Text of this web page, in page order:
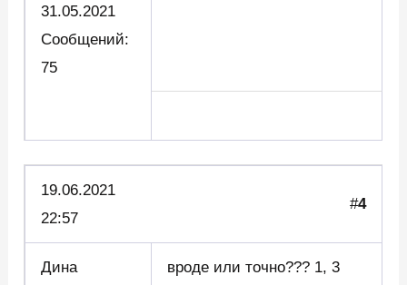
31.05.2021
Сообщений:
75
19.06.2021
22:57
#4
Дина
вроде или точно??? 1, 3